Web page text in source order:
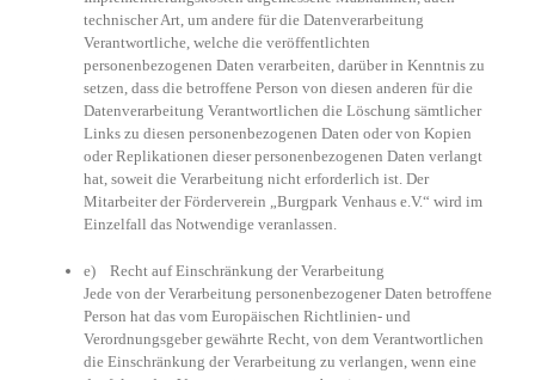
technischer Art, um andere für die Datenverarbeitung
Verantwortliche, welche die veröffentlichten
personenbezogenen Daten verarbeiten, darüber in Kenntnis zu
setzen, dass die betroffene Person von diesen anderen für die
Datenverarbeitung Verantwortlichen die Löschung sämtlicher
Links zu diesen personenbezogenen Daten oder von Kopien
oder Replikationen dieser personenbezogenen Daten verlangt
hat, soweit die Verarbeitung nicht erforderlich ist. Der
Mitarbeiter der Förderverein „Burgpark Venhaus e.V.“ wird im
Einzelfall das Notwendige veranlassen.
e) Recht auf Einschränkung der Verarbeitung
Jede von der Verarbeitung personenbezogener Daten betroffene
Person hat das vom Europäischen Richtlinien- und
Verordnungsgeber gewährte Recht, von dem Verantwortlichen
die Einschränkung der Verarbeitung zu verlangen, wenn eine